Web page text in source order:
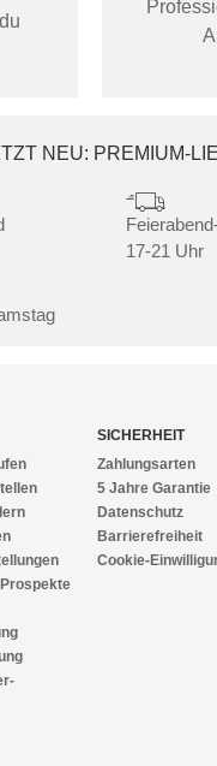
NEU: PREMIUM-
17-21 Uhr
SICHERHEIT
Zahlungsarten
5 Jahre Garantie
Datenschutz
Barrierefreiheit
Cookie-